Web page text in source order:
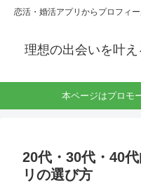
恋活・婚活アプリからプロフィ
理想の出会いを叶
本ページはプロモ
20代・30代・40
リの選び方